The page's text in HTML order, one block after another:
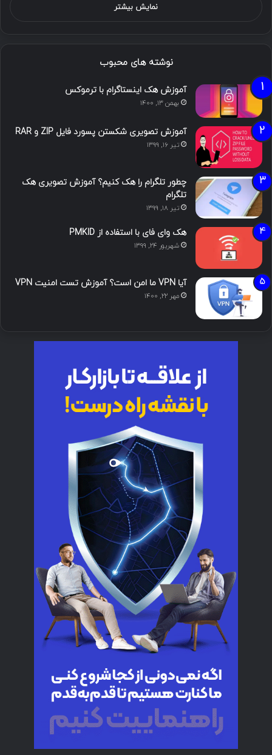
نمایش بیشتر
نوشته های محبوب
آموزش هک اینستاگرام با ترموکس
بهمن ۱۳, ۱۴۰۰
آموزش تصویری شکستن پسورد فایل ZIP و RAR
تیر ۱۶, ۱۳۹۹
چطور تلگرام را هک کنیم؟ آموزش تصویری هک
تلگرام
تیر ۱۸, ۱۳۹۹
هک وای فای با استفاده از PMKID
شهریور ۲۴, ۱۳۹۹
آیا VPN ما امن است؟ آموزش تست امنیت VPN
مهر ۲۲, ۱۴۰۰